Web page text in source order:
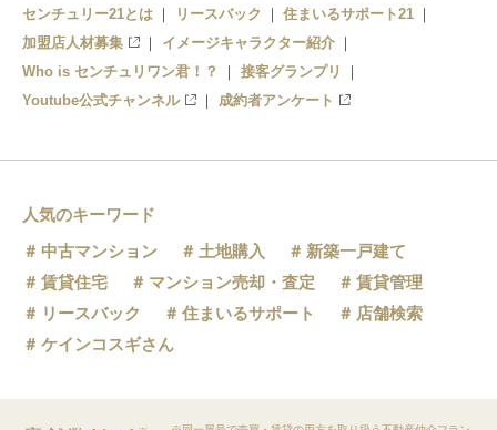
センチュリー21とは
リースバック
住まいるサポート21
加盟店人材募集
イメージキャラクター紹介
Who is センチュリワン君！？
接客グランプリ
Youtube公式チャンネル
成約者アンケート
人気のキーワード
中古マンション
土地購入
新築一戸建て
賃貸住宅
マンション売却・査定
賃貸管理
リースバック
住まいるサポート
店舗検索
ケインコスギさん